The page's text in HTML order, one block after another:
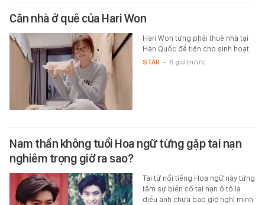
Căn nhà ở quê của Hari Won
Hari Won từng phải thuê nhà tại
Hàn Quốc để tiện cho sinh hoạt.
STAR - 6 giờ trước
Nam thần không tuổi Hoa ngữ từng gặp tai nạn
nghiêm trọng giờ ra sao?
Tài tử nổi tiếng Hoa ngữ này từng
tâm sự biến cố tai nạn ô tô là
điều anh chưa bao giờ nghĩ mình